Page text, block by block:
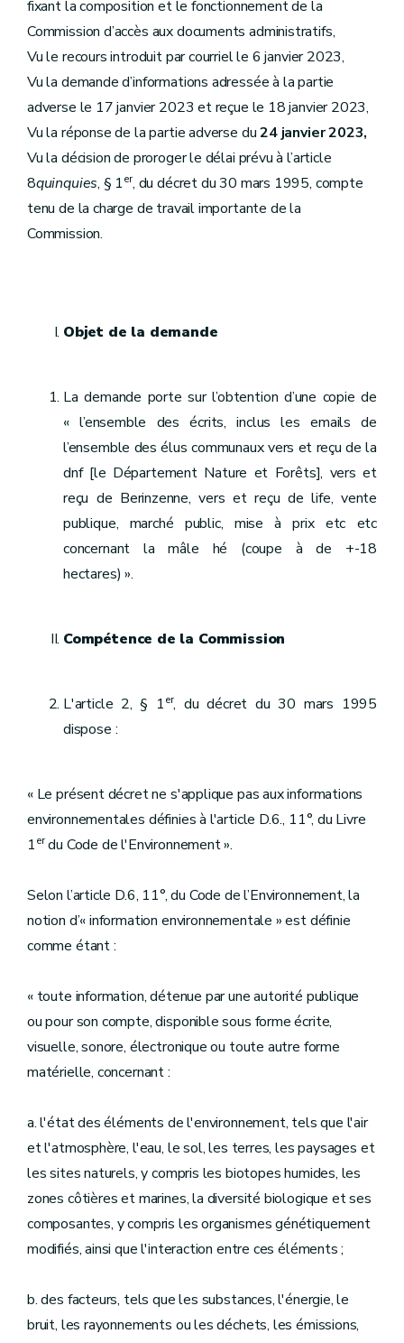
fixant la composition et le fonctionnement de la
Commission d’accès aux documents administratifs,
Vu le recours introduit par courriel le 6 janvier 2023,
Vu la demande d’informations adressée à la partie
adverse le 17 janvier 2023 et reçue le 18 janvier 2023,
Vu la réponse de la partie adverse du24 janvier 2023,
Vu la décision de proroger le délai prévu à l’article
8quinquies, § 1er, du décret du 30 mars 1995, compte
tenu de la charge de travail importante de la
Commission.
Objet de la demande
La demande porte sur l’obtention d’une copie de
« l’ensemble des écrits, inclus les emails de
l’ensemble des élus communaux vers et reçu de la
dnf [le Département Nature et Forêts], vers et
reçu de Berinzenne, vers et reçu de life, vente
publique, marché public, mise à prix etc etc
concernant la mâle hé (coupe à de +-18
hectares) ».
Compétence de la Commission
L'article 2, § 1er, du décret du 30 mars 1995
dispose :
« Le présent décret ne s'applique pas aux informations
environnementales définies à l'article D.6., 11°, du Livre
1erdu Code de l'Environnement ».
Selon l’article D.6, 11°, du Code de l’Environnement, la
notion d’« information environnementale » est définie
comme étant :
« toute information, détenue par une autorité publique
ou pour son compte, disponible sous forme écrite,
visuelle, sonore, électronique ou toute autre forme
matérielle, concernant :
a. l'état des éléments de l'environnement, tels que l'air
et l'atmosphère, l'eau, le sol, les terres, les paysages et
les sites naturels, y compris les biotopes humides, les
zones côtières et marines, la diversité biologique et ses
composantes, y compris les organismes génétiquement
modifiés, ainsi que l'interaction entre ces éléments ;
b. des facteurs, tels que les substances, l'énergie, le
bruit, les rayonnements ou les déchets, les émissions,